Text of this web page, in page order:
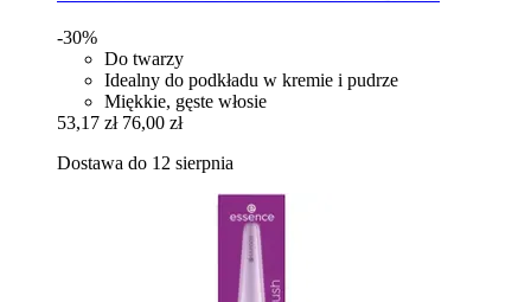
-30%
Do twarzy
Idealny do podkładu w kremie i pudrze
Miękkie, gęste włosie
53,17 zł 76,00 zł
Dostawa do 12 sierpnia